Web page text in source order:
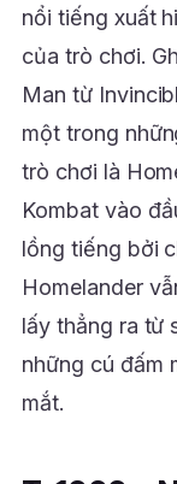
nổi tiếng xuất
của trò chơi.
Man từ
một trong
trò chơi là
Kombat vào
lồng tiếng bởi
Homelander
lấy thẳng ra từ
những cú đấm
mắt.